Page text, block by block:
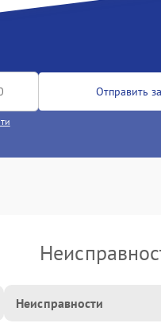
Отправить
Неисправности